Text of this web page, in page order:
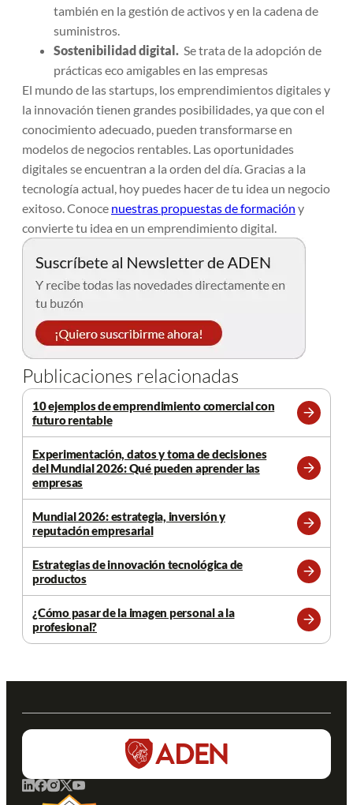
también en la gestión de activos y en la cadena de
suministros.
Sostenibilidad digital. Se trata de la adopción de
prácticas eco amigables en las empresas
El mundo de las startups, los emprendimientos digitales y
la innovación tienen grandes posibilidades, ya que con el
conocimiento adecuado, pueden transformarse en
modelos de negocios rentables. Las oportunidades
digitales se encuentran a la orden del día. Gracias a la
tecnología actual, hoy puedes hacer de tu idea un negocio
exitoso. Conoce nuestras propuestas de formación y
convierte tu idea en un emprendimiento digital.
Publicaciones relacionadas
10 ejemplos de emprendimiento comercial con
futuro rentable
Leer
más
Experimentación, datos y toma de decisiones
del Mundial 2026: Qué pueden aprender las
empresas
Leer
más
Mundial 2026: estrategia, inversión y
reputación empresarial
Leer
más
Estrategias de innovación tecnológica de
productos
Leer
más
¿Cómo pasar de la imagen personal a la
profesional?
Leer
más